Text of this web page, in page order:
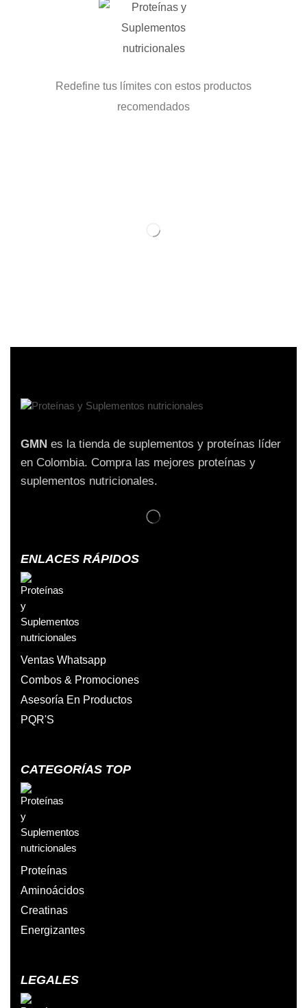
Redefine tus límites con estos productos
recomendados
GMN es la tienda de suplementos y proteínas líder
en Colombia. Compra las mejores proteínas y
suplementos nutricionales.
ENLACES RÁPIDOS
Ventas Whatsapp
Combos & Promociones
Asesoría En Productos
PQR'S
CATEGORÍAS TOP
Proteínas
Aminoácidos
Creatinas
Energizantes
LEGALES